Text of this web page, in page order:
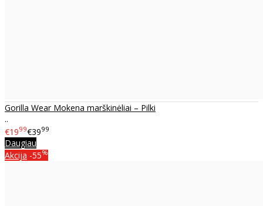
Gorilla Wear Mokena marškinėliai – Pilki
..
€1999€3999
Daugiau
Akcija -55%